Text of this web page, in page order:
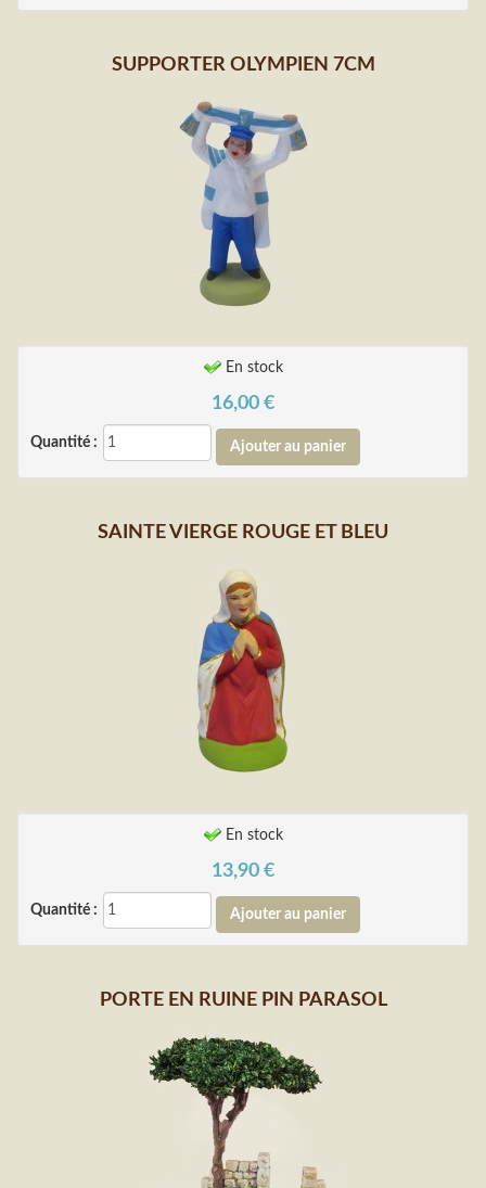
SUPPORTER OLYMPIEN 7CM
En stock
16,00 €
Quantité :
SAINTE VIERGE ROUGE ET BLEU
En stock
13,90 €
Quantité :
PORTE EN RUINE PIN PARASOL